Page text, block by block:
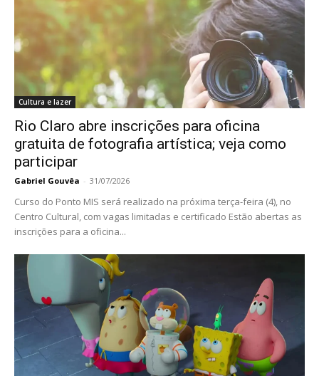
Cultura e lazer
Rio Claro abre inscrições para oficina
gratuita de fotografia artística; veja como
participar
Gabriel Gouvêa - 31/07/2026
Curso do Ponto MIS será realizado na próxima terça-feira (4), no
Centro Cultural, com vagas limitadas e certificado Estão abertas as
inscrições para a oficina...